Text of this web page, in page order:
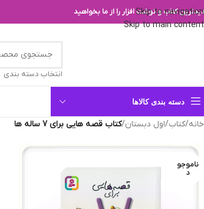
Skip to navigation
Skip to main content
کتاب و نوشت افزار را از ما بخواهید
انتخاب دسته بندی
دسته بندی کالاها
خانه/کتاب/اول دبستان/کتاب قصه هایی برای 7 ساله ها
ناموجو
د